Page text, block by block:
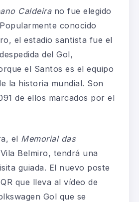
Caldeirano fue elegido
conocido
el estadio santista fue el
del Gol,
el Santos es el equipo
la historia mundial. Son
de ellos marcados por el
el Memorial das
Belmiro, tendrá una
guiada. El nuevo poste
que lleva al vídeo de
Gol que se